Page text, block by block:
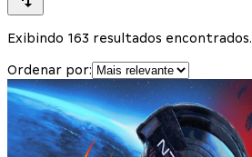
Exibindo 163 resultados encontrados.
Ordenar por: